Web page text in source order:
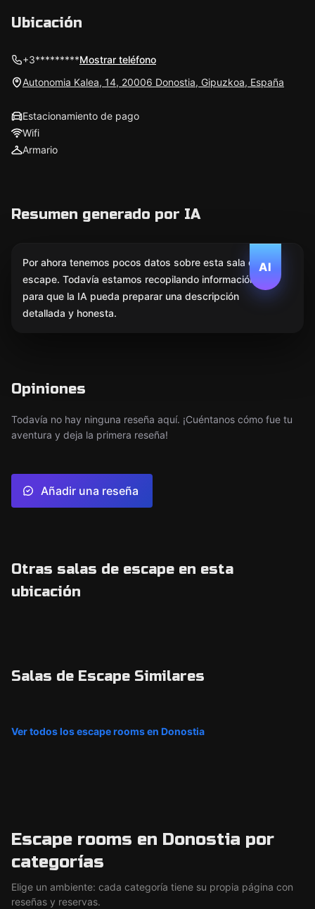
Ubicación
+3*********Mostrar teléfono
Autonomia Kalea, 14, 20006 Donostia, Gipuzkoa, España
Estacionamiento de pago
Wifi
Armario
Resumen generado por IA
AI
Por ahora tenemos pocos datos sobre esta sala de
escape. Todavía estamos recopilando información
para que la IA pueda preparar una descripción
detallada y honesta.
Opiniones
Todavía no hay ninguna reseña aquí. ¡Cuéntanos cómo fue tu
aventura y deja la primera reseña!
Añadir una reseña
Otras salas de escape en esta
ubicación
Salas de Escape Similares
Ver todos los escape rooms en Donostia
Escape rooms en Donostia por
categorías
Elige un ambiente: cada categoría tiene su propia página con
reseñas y reservas.